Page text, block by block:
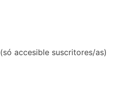
(só accesible suscritores/as)